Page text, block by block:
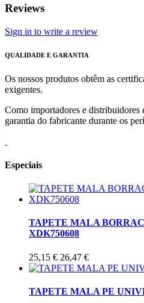
Reviews
Sign in to write a review
QUALIDADE E GARANTIA
Os nossos produtos obtêm as
exigentes.
Como importadores e distribuidores
garantia do fabricante durante os
Especiais
TAPETE MALA
XDK750608
25,15 € 26,47 €
TAPETE MALA PE